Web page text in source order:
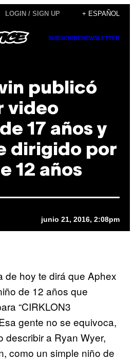
LOGIN / SIGN UP + ESPAÑOL
SUBSCRIBENEWSLETTER
publicó
video
17 años y
dirigido por
12 años
junio 21, 2016, 2:08pm
de hoy te dirá que Aphex
de 12 años que
“CIRKLON3
gente no se equivoca,
describir a Ryan Wyer,
como un simple niño de